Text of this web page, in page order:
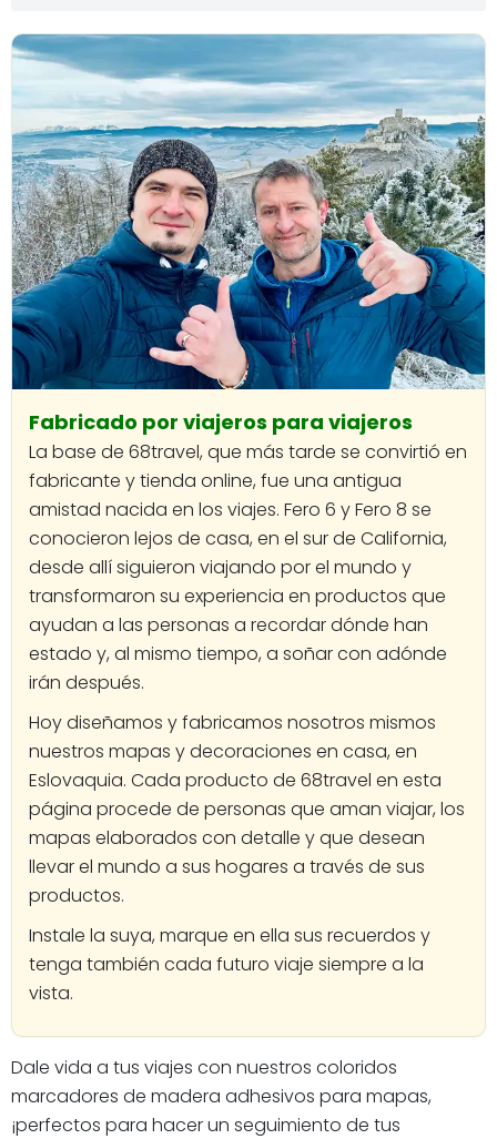
Fabricado por viajeros para viajeros
La base de 68travel, que más tarde se convirtió en
fabricante y tienda online, fue una antigua
amistad nacida en los viajes. Fero 6 y Fero 8 se
conocieron lejos de casa, en el sur de California,
desde allí siguieron viajando por el mundo y
transformaron su experiencia en productos que
ayudan a las personas a recordar dónde han
estado y, al mismo tiempo, a soñar con adónde
irán después.
Hoy diseñamos y fabricamos nosotros mismos
nuestros mapas y decoraciones en casa, en
Eslovaquia. Cada producto de 68travel en esta
página procede de personas que aman viajar, los
mapas elaborados con detalle y que desean
llevar el mundo a sus hogares a través de sus
productos.
Instale la suya, marque en ella sus recuerdos y
tenga también cada futuro viaje siempre a la
vista.
Dale vida a tus viajes con nuestros coloridos
marcadores de madera adhesivos para mapas,
¡perfectos para hacer un seguimiento de tus